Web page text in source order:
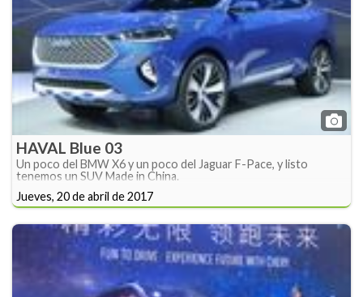
HAVAL Blue 03
Un poco del BMW X6 y un poco del Jaguar F-Pace, y listo
tenemos un SUV Made in China.
Jueves, 20 de abril de 2017